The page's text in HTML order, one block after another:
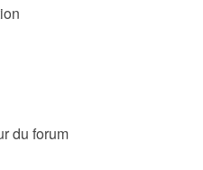
du forum